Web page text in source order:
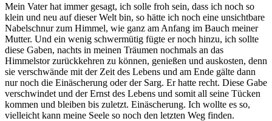
Mein Vater hat immer gesagt, ich solle froh sein, dass ich noch so
klein und neu auf dieser Welt bin, so hätte ich noch eine unsichtbare
Nabelschnur zum Himmel, wie ganz am Anfang im Bauch meiner
Mutter. Und ein wenig schwermütig fügte er noch hinzu, ich sollte
diese Gaben, nachts in meinen Träumen nochmals an das
Himmelstor zurückkehren zu können, genießen und auskosten, denn
sie verschwände mit der Zeit des Lebens und am Ende gälte dann
nur noch die Einäscherung oder der Sarg. Er hatte recht. Diese Gabe
verschwindet und der Ernst des Lebens und somit all seine Tücken
kommen und bleiben bis zuletzt. Einäscherung. Ich wollte es so,
vielleicht kann meine Seele so noch den letzten Weg finden.